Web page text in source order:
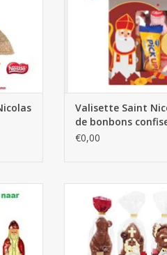
Valisette Saint
de bonbons
€0,00
AJOUTER